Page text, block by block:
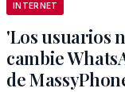
INTERNET
'Los usuarios
cambie
de